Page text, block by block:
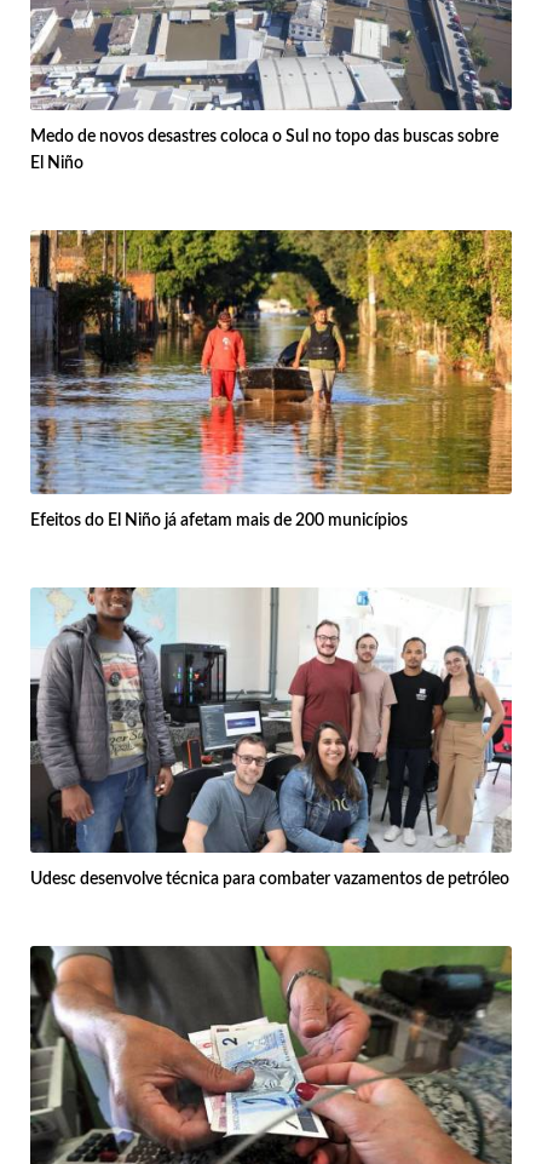
Medo de novos desastres coloca o Sul no topo das buscas sobre
El Niño
Efeitos do El Niño já afetam mais de 200 municípios
Udesc desenvolve técnica para combater vazamentos de petróleo